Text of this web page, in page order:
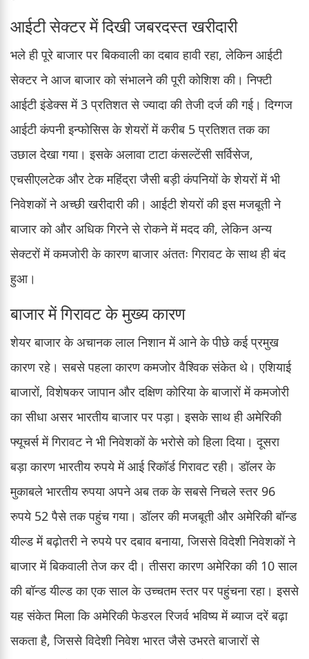
आईटी सेक्टर में दिखी जबरदस्त खरीदारी
भले ही पूरे बाजार पर बिकवाली का दबाव हावी रहा, लेकिन आईटी
सेक्टर ने आज बाजार को संभालने की पूरी कोशिश की। निफ्टी
आईटी इंडेक्स में 3 प्रतिशत से ज्यादा की तेजी दर्ज की गई। दिग्गज
आईटी कंपनी इन्फोसिस के शेयरों में करीब 5 प्रतिशत तक का
उछाल देखा गया। इसके अलावा टाटा कंसल्टेंसी सर्विसेज,
एचसीएलटेक और टेक महिंद्रा जैसी बड़ी कंपनियों के शेयरों में भी
निवेशकों ने अच्छी खरीदारी की। आईटी शेयरों की इस मजबूती ने
बाजार को और अधिक गिरने से रोकने में मदद की, लेकिन अन्य
सेक्टरों में कमजोरी के कारण बाजार अंततः गिरावट के साथ ही बंद
हुआ।
बाजार में गिरावट के मुख्य कारण
शेयर बाजार के अचानक लाल निशान में आने के पीछे कई प्रमुख
कारण रहे। सबसे पहला कारण कमजोर वैश्विक संकेत थे। एशियाई
बाजारों, विशेषकर जापान और दक्षिण कोरिया के बाजारों में कमजोरी
का सीधा असर भारतीय बाजार पर पड़ा। इसके साथ ही अमेरिकी
फ्यूचर्स में गिरावट ने भी निवेशकों के भरोसे को हिला दिया। दूसरा
बड़ा कारण भारतीय रुपये में आई रिकॉर्ड गिरावट रही। डॉलर के
मुकाबले भारतीय रुपया अपने अब तक के सबसे निचले स्तर 96
रुपये 52 पैसे तक पहुंच गया। डॉलर की मजबूती और अमेरिकी बॉन्ड
यील्ड में बढ़ोतरी ने रुपये पर दबाव बनाया, जिससे विदेशी निवेशकों ने
बाजार में बिकवाली तेज कर दी। तीसरा कारण अमेरिका की 10 साल
की बॉन्ड यील्ड का एक साल के उच्चतम स्तर पर पहुंचना रहा। इससे
यह संकेत मिला कि अमेरिकी फेडरल रिजर्व भविष्य में ब्याज दरें बढ़ा
सकता है, जिससे विदेशी निवेश भारत जैसे उभरते बाजारों से